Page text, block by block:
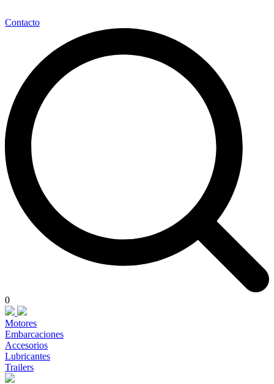
Contacto
0
Motores
Embarcaciones
Accesorios
Lubricantes
Trailers